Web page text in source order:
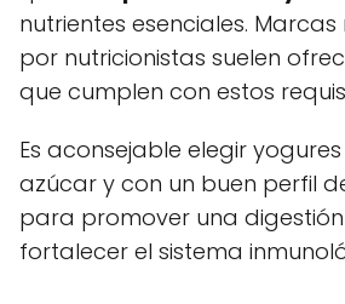
nutrientes esenciales.
por nutricionistas suelen
que cumplen con estos
Es aconsejable elegir
azúcar y con un buen perfil
para promover una
fortalecer el sistema